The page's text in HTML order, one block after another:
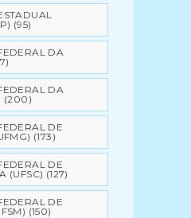
(95)
DA
DA
(200)
DE
(173)
DE
(UFSC) (127)
DE
(150)